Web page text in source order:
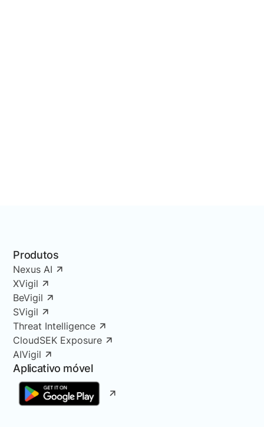
Produtos
Nexus AI
XVigil
BeVigil
SVigil
Threat Intelligence
CloudSEK Exposure
AIVigil
Aplicativo móvel